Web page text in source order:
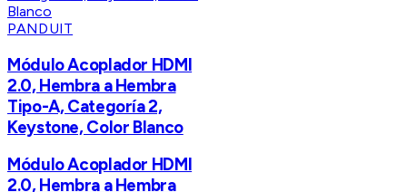
PANDUIT
Módulo Acoplador HDMI
2.0, Hembra a Hembra
Tipo-A, Categoría 2,
Keystone, Color Blanco
Módulo Acoplador HDMI
2.0, Hembra a Hembra